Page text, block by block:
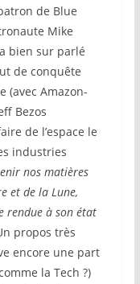
de Blue
Mike
bien sur parlé
de conquête
(avec Amazon-
Bezos
de l’espace le
industries
nos matières
et de la Lune,
rendue à son état
propos très
encore une part
la Tech ?)